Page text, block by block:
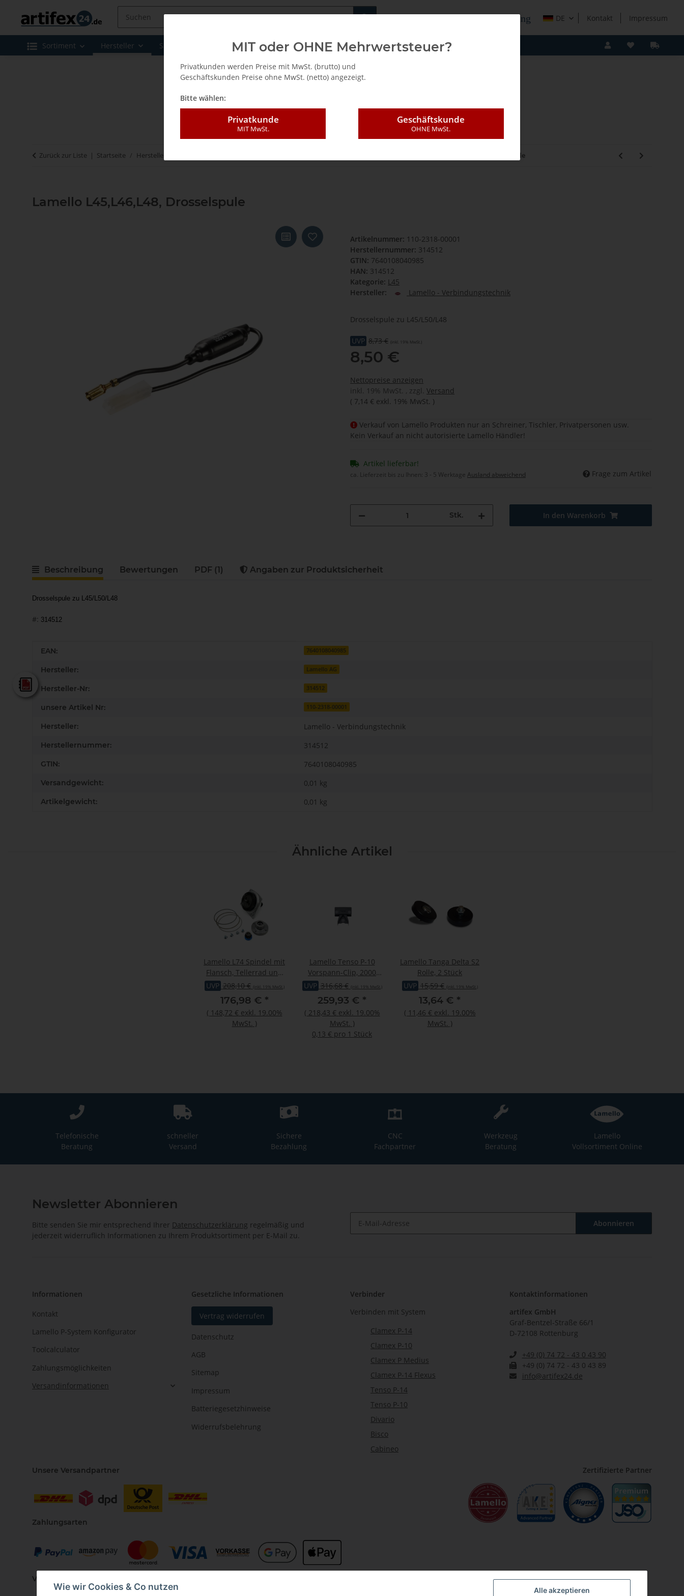
Alle akzeptieren
Wie wir Cookies & Co nutzen
Fachshop für die Holzverarbeitung DE Kontakt Impressum
Sortiment Hersteller Sale Leasing / Mietkauf
Zurück zur Liste Startseite Hersteller Lamello L45,L46,L48, Drosselspule
Lamello L45,L46,L48, Drosselspule
Artikelnummer: 110-2318-00001
Herstellernummer: 314512
GTIN: 7640108040985
HAN: 314512
Kategorie: L45
Hersteller:
Lamello - Verbindungstechnik
Drosselspule zu L45/L50/L48
UVP 8,73 € (inkl. 19% MwSt.)
8,50 €
Nettopreise anzeigen
inkl. 19% MwSt. , zzgl. Versand
( 7,14 € exkl. 19% MwSt. )
Verkauf von Lamello Produkten nur an Schreiner, Tischler, Privatpersonen usw.
Kein Verkauf an nicht autorisierte Lamello Händler!
Artikel lieferbar!
ca. Lieferzeit bis zu Ihnen: 3 - 5 Werktage Ausland abweichend Frage zum Artikel
Stk. In den Warenkorb
Beschreibung Bewertungen PDF (1) Angaben zur Produktsicherheit
Drosselspule zu L45/L50/L48
#: 314512
Produkteigenschaft
Wert
EAN: 7640108040985
Hersteller: Lamello AG
Hersteller-Nr: 314512
unsere Artikel Nr: 110-2318-00001
Hersteller: Lamello - Verbindungstechnik
Herstellernummer: 314512
GTIN: 7640108040985
Versandgewicht: 0,01 kg
Artikelgewicht: 0,01 kg
Ähnliche Artikel
Lamello L74 Spindel mit
Flansch, Tellerrad und
Ritzel
UVP 208,10 € (inkl. 19% MwSt.)
176,98 € *
( 148,72 € exkl. 19.00%
MwSt. )
Lamello Tenso P-10
Vorspann-Clip, 2000
Stück
UVP 316,68 € (inkl. 19% MwSt.)
259,93 € *
( 218,43 € exkl. 19.00%
MwSt. )
0,13 € pro 1 Stück
Lamello Tanga Delta S2
Rolle, 2 Stück
UVP 15,59 € (inkl. 19% MwSt.)
13,64 € *
( 11,46 € exkl. 19.00%
MwSt. )
Telefonische
Beratung
schneller
Versand
Sichere
Bezahlung
CNC
Fachpartner
Werkzeug
Beratung
Lamello
Vollsortiment Online
Newsletter Abonnieren
Bitte senden Sie mir entsprechend Ihrer Datenschutzerklärung regelmäßig und
jederzeit widerruflich Informationen zu Ihrem Produktsortiment per E-Mail zu.
Abonnieren
Informationen
Kontakt
Lamello P-System Konfigurator
Toolcalculator
Zahlungsmöglichkeiten
Versandinformationen
Gesetzliche Informationen
Vertrag widerrufen
Datenschutz
AGB
Sitemap
Impressum
Batteriegesetzhinweise
Widerrufsbelehrung
Verbinder
Verbinden mit System
Clamex P-14
Clamex P-10
Clamex P Medius
Clamex P-14 Flexus
Tenso P-14
Tenso P-10
Divario
Bisco
Cabineo
Kontaktinformationen
artifex GmbH
Graf-Bentzel-Straße 66/1
D-72108 Rottenburg
+49 (0) 74 72 - 43 0 43 90
+49 (0) 74 72 - 43 0 43 89
info@artifex24.de
Unsere Versandpartner
Zahlungsarten
Vertriebspartner
Zertifizierte Partner
Lamello - Gesamtkatalog
MIT oder OHNE Mehrwertsteuer?
Privatkunden werden Preise mit MwSt. (brutto) und
Geschäftskunden Preise ohne MwSt. (netto) angezeigt.
Bitte wählen:
Privatkunde
MIT MwSt.
Geschäftskunde
OHNE MwSt.